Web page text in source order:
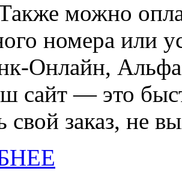
можно
номера или
Онлайн,
сайт — это
свой заказ, не